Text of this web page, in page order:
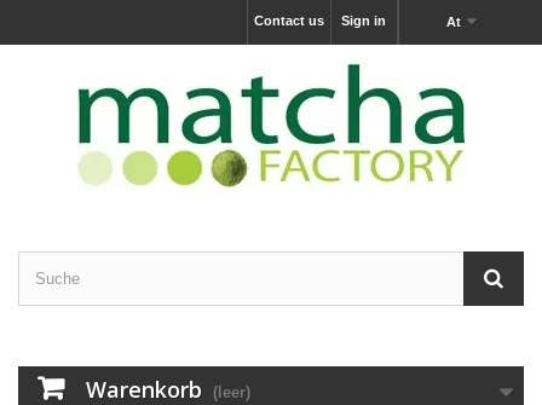
At
Sign in
Contact us
Warenkorb (leer)